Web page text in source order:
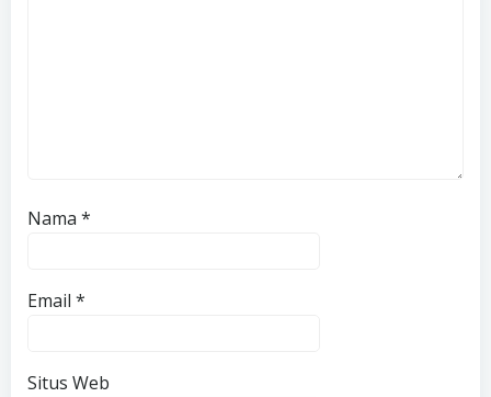
Nama *
Email *
Situs Web